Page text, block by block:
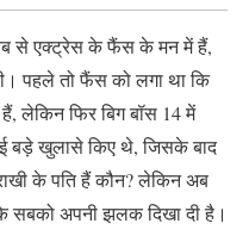
से एक्ट्रेस के फैंस के मन में हैं,
पहले तो फैंस को लगा था कि
लेकिन फिर बिग बॉस 14 में
बड़े खुलासे किए थे, जिसके बाद
के पति हैं कौन? लेकिन अब
सबको अपनी झलक दिखा दी है।